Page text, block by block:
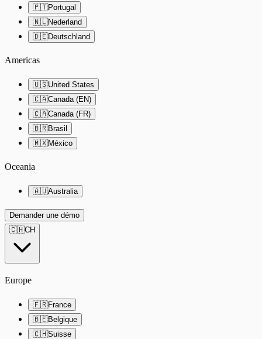
🇵🇹Portugal
🇳🇱Nederland
🇩🇪Deutschland
Americas
🇺🇸United States
🇨🇦Canada (EN)
🇨🇦Canada (FR)
🇧🇷Brasil
🇲🇽México
Oceania
🇦🇺Australia
Demander une démo
🇨🇭CH
Europe
🇫🇷France
🇧🇪Belgique
🇨🇭Suisse